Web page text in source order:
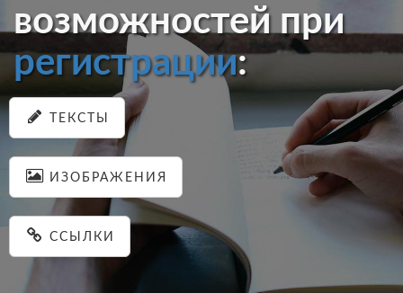
возможностей при
регистрации:
ТЕКСТЫ
ИЗОБРАЖЕНИЯ
ССЫЛКИ